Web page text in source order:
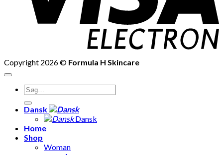
Copyright 2026 © Formula H Skincare
Søg
efter:
Dansk
Dansk
Home
Shop
Woman